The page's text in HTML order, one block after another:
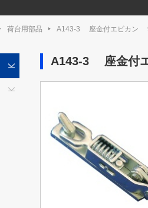
荷台用部品 A143-3 座金付エビカン
A143-3 座金付